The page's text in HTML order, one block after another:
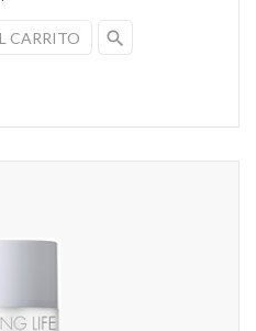
CARRITO search